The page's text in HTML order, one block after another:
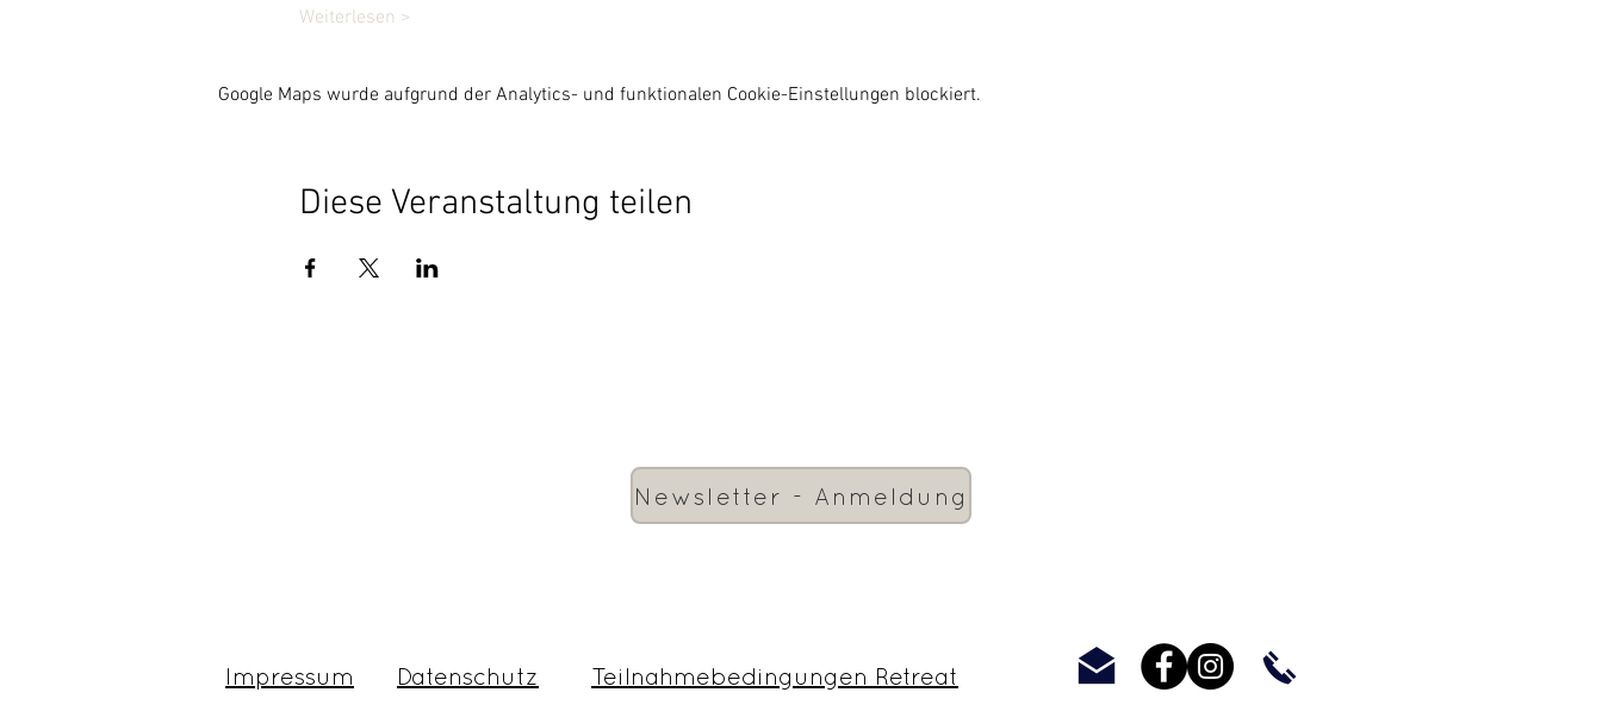
Weiterlesen >
Google Maps wurde aufgrund der Analytics- und funktionalen Cookie-Einstellungen blockiert.
Diese Veranstaltung teilen
Datenschutz
Newsletter - Anmeldung
Impressum Teilnahmebedingungen Retreat